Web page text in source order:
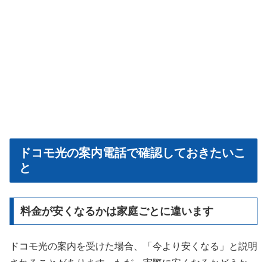
ドコモ光の案内電話で確認しておきたいこ
と
料金が安くなるかは家庭ごとに違います
ドコモ光の案内を受けた場合、「今より安くなる」と説明